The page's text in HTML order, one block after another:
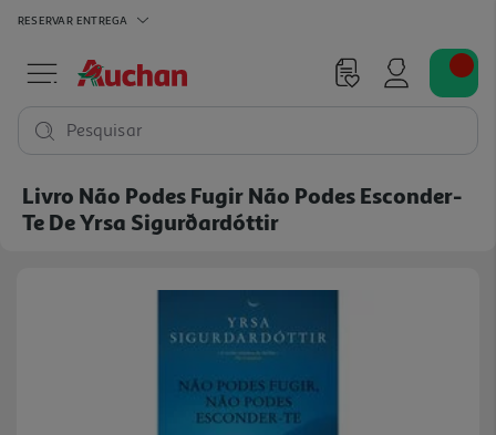
RESERVAR ENTREGA
Pesquisar
Livro Não Podes Fugir Não Podes Esconder-
Te De Yrsa Sigurðardóttir